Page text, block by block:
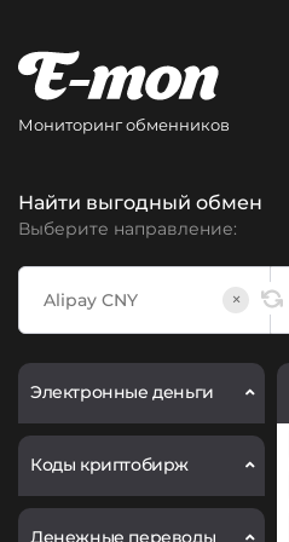
Мониторинг обменников
Найти выгодный обмен
Выберите направление:
×
Электронные деньги
Коды криптобирж
Денежные переводы